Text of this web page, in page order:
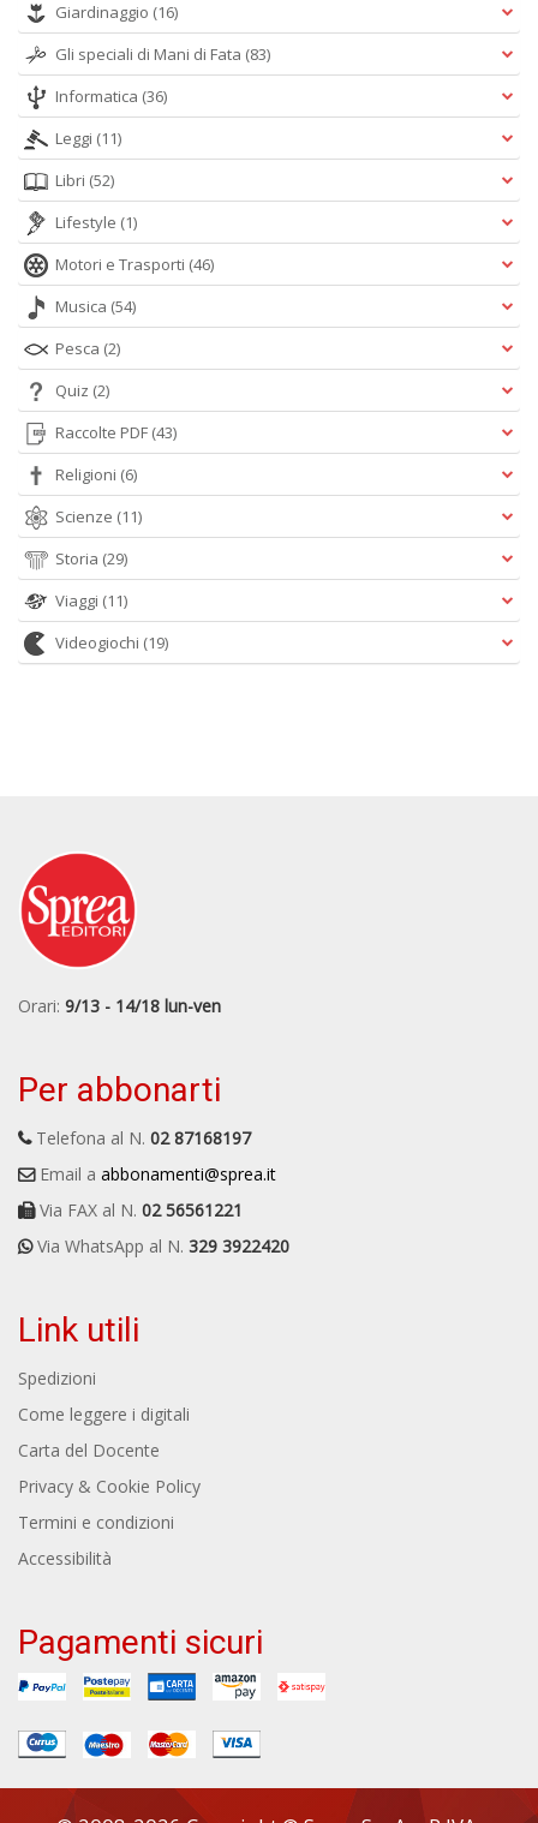
Giardinaggio (16)
Gli speciali di Mani di Fata (83)
Informatica (36)
Leggi (11)
Libri (52)
Lifestyle (1)
Motori e Trasporti (46)
Musica (54)
Pesca (2)
Quiz (2)
Raccolte PDF (43)
Religioni (6)
Scienze (11)
Storia (29)
Viaggi (11)
Videogiochi (19)
Orari: 9/13 - 14/18 lun-ven
Per abbonarti
Telefona al N. 02 87168197
Email a abbonamenti@sprea.it
Via FAX al N. 02 56561221
Via WhatsApp al N. 329 3922420
Link utili
Spedizioni
Come leggere i digitali
Carta del Docente
Privacy & Cookie Policy
Termini e condizioni
Accessibilità
Pagamenti sicuri